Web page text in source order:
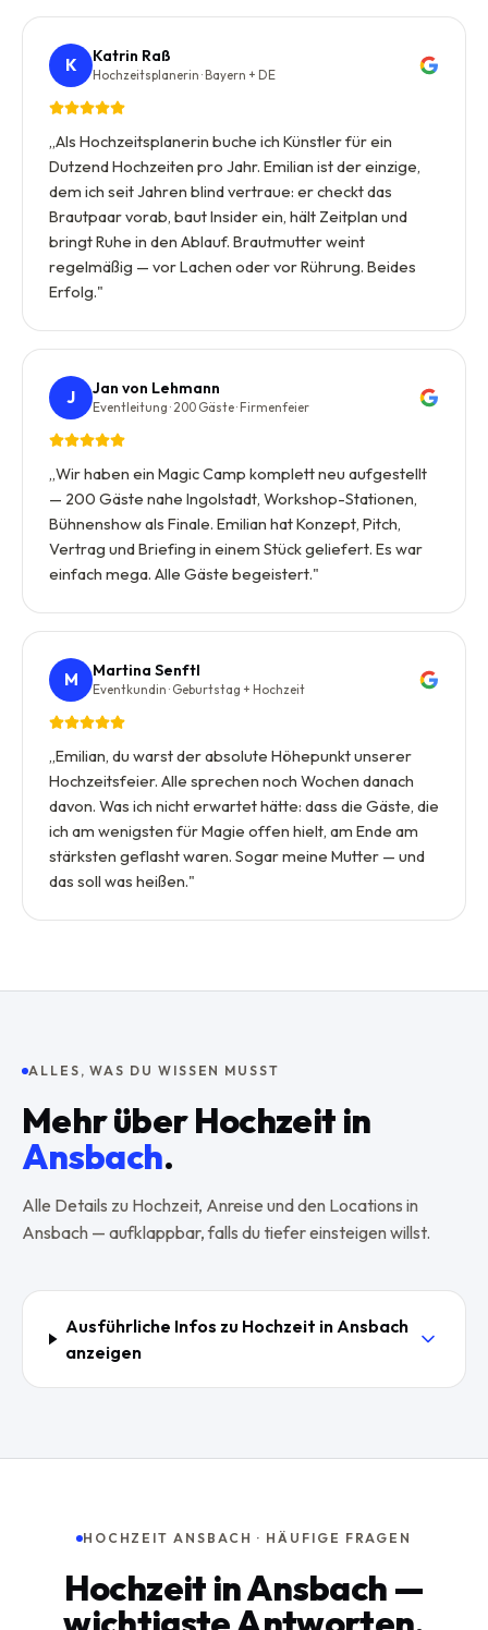
K Katrin Raß
Hochzeitsplanerin · Bayern + DE
„Als Hochzeitsplanerin buche ich Künstler für ein
Dutzend Hochzeiten pro Jahr. Emilian ist der einzige,
dem ich seit Jahren blind vertraue: er checkt das
Brautpaar vorab, baut Insider ein, hält Zeitplan und
bringt Ruhe in den Ablauf. Brautmutter weint
regelmäßig — vor Lachen oder vor Rührung. Beides
Erfolg."
J Jan von Lehmann
Eventleitung · 200 Gäste · Firmenfeier
„Wir haben ein Magic Camp komplett neu aufgestellt
— 200 Gäste nahe Ingolstadt, Workshop-Stationen,
Bühnenshow als Finale. Emilian hat Konzept, Pitch,
Vertrag und Briefing in einem Stück geliefert. Es war
einfach mega. Alle Gäste begeistert."
M Martina Senftl
Eventkundin · Geburtstag + Hochzeit
„Emilian, du warst der absolute Höhepunkt unserer
Hochzeitsfeier. Alle sprechen noch Wochen danach
davon. Was ich nicht erwartet hätte: dass die Gäste, die
ich am wenigsten für Magie offen hielt, am Ende am
stärksten geflasht waren. Sogar meine Mutter — und
das soll was heißen."
ALLES, WAS DU WISSEN MUSST
Mehr überHochzeit in
Ansbach.
Alle Details zu Hochzeit, Anreise und den Locations in
Ansbach — aufklappbar, falls du tiefer einsteigen willst.
Ausführliche Infos zu Hochzeit inAnsbach
anzeigen
HOCHZEIT ANSBACH · HÄUFIGE FRAGEN
Hochzeit in Ansbach —